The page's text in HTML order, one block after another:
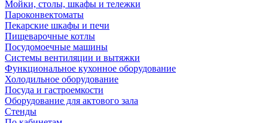
Мойки, столы, шкафы и тележки
Пароконвектоматы
Пекарские шкафы и печи
Пищеварочные котлы
Посудомоечные машины
Системы вентиляции и вытяжки
Функциональное кухонное оборудование
Холодильное оборудование
Посуда и гастроемкости
Оборудование для актового зала
Стенды